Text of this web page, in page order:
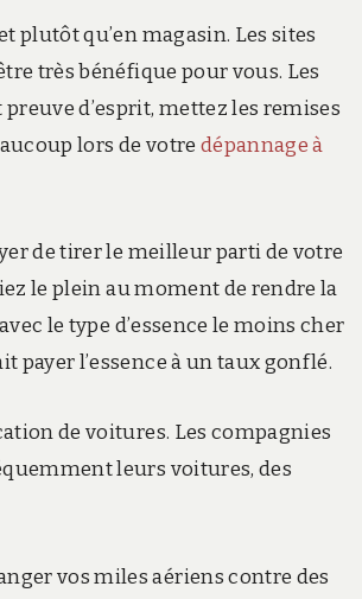
plutôt qu’en magasin. Les sites
très bénéfique pour vous. Les
d’esprit, mettez les remises
lors de votre dépannage à
de tirer le meilleur parti de votre
le plein au moment de rendre la
le type d’essence le moins cher
payer l’essence à un taux gonflé.
de voitures. Les compagnies
leurs voitures, des
vos miles aériens contre des